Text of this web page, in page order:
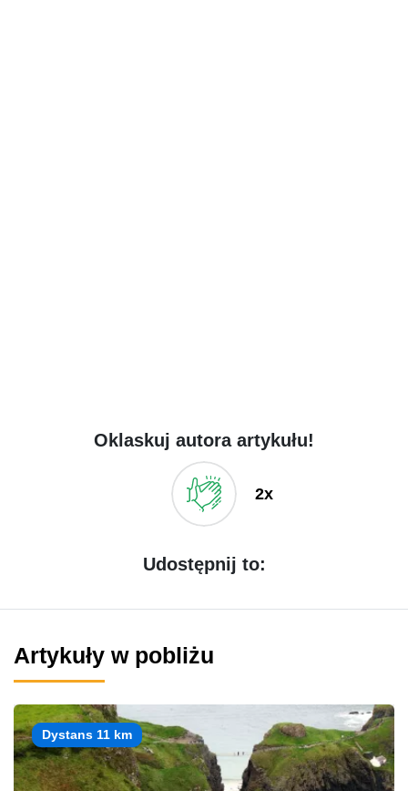
Oklaskuj autora artykułu!
2x
Udostępnij to:
Artykuły w pobliżu
Dystans 11 km